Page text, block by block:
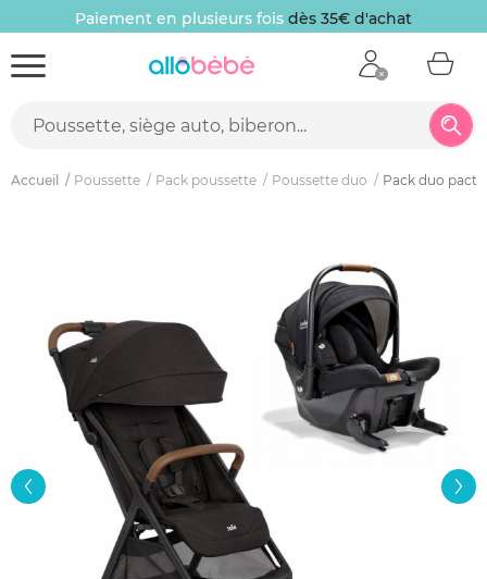
Paiement en plusieurs fois dès 35€ d'achat
Accueil Poussette Pack poussette Poussette duo Pack duo pact